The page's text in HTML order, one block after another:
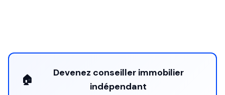
🏠
Devenez conseiller immobilier
indépendant